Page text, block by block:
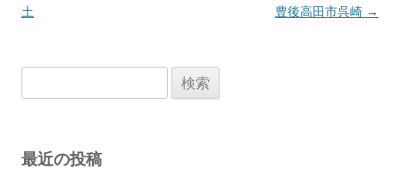
稿
ョ
土
豊後高田市呉崎 →
索:
最近の投稿